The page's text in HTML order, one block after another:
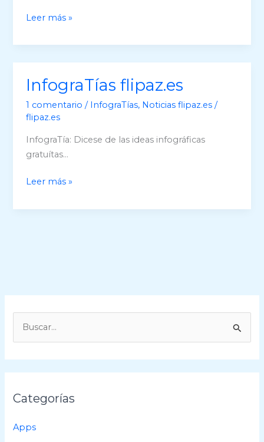
5
para
reclamar
ficha
de
Google
Maps
Leer más »
InfograTías flipaz.es
1 comentario / InfograTías, Noticias flipaz.es /
flipaz.es
InfograTía: Dicese de las ideas infográficas
gratuítas…
InfograTías
Leer más »
c
r
p
Categorías
Apps